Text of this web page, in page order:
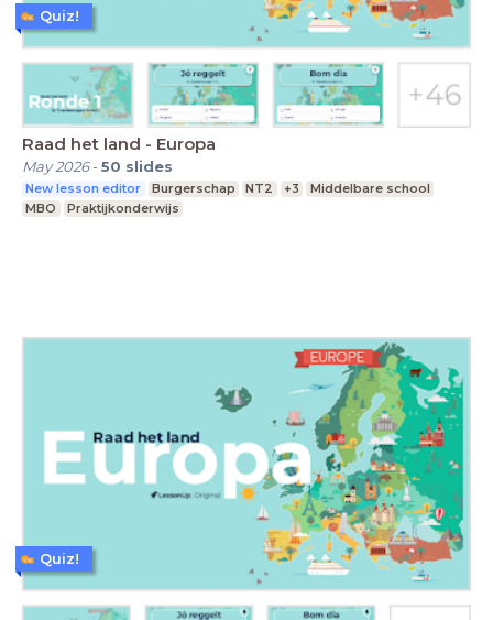
Raad het land - Europa
May 2026-50 slides
New lesson editor Burgerschap NT2 +3
Middelbare school
MBO
Praktijkonderwijs
Quiz!
Quiz!